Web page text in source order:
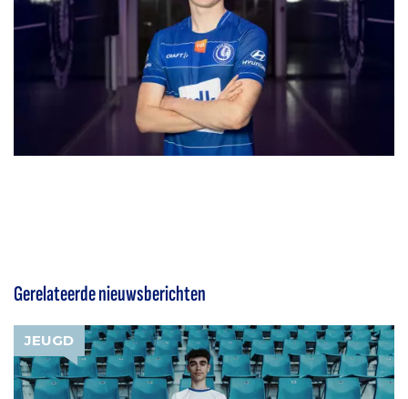
Gerelateerde nieuwsberichten
JEUGD